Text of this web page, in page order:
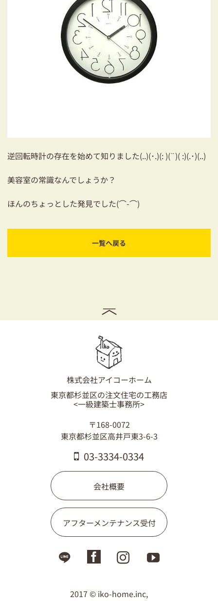
逆回転時計の存在を始めて知りました(..)(･.)(: )(¨)( :)(.･)(..)
美容室の常識なんでしょうか？
ほんのちょっとした発見でした(⌒-⌒)
一覧へ戻る
株式会社アイコーホーム
東京都杉並区の注文住宅の工務店
<一級建築士事務所>
〒168-0072
東京都杉並区高井戸東3-6-3
03-3334-0334
会社概要
アフターメンテナンス受付
2017 © iko-home.inc,